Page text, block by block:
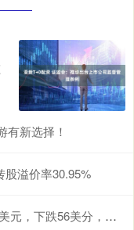
有新选择！
股溢价率30.95%
56美分，跌幅0.88%